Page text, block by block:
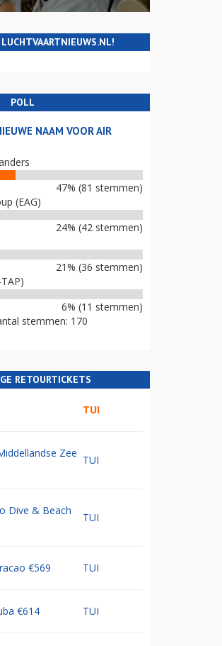
POLL
NAAM VOOR AIR
47% (81 stemmen)
(EAG)
24% (42 stemmen)
21% (36 stemmen)
6% (11 stemmen)
stemmen: 170
RETOURTICKETS
TUI
Zee
TUI
Dive & Beach
TUI
€569 TUI
€614 TUI